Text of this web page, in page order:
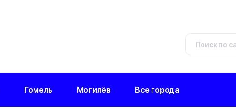
Гомель Могилёв Все города